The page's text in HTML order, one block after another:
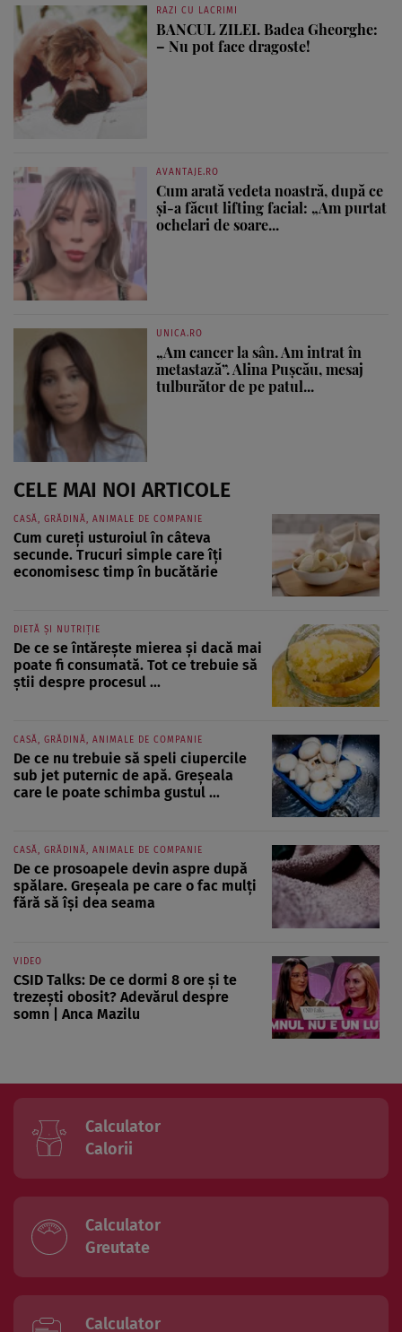
RAZI CU LACRIMI
BANCUL ZILEI. Badea Gheorghe:
– Nu pot face dragoste!
AVANTAJE.RO
Cum arată vedeta noastră, după ce
și-a făcut lifting facial: „Am purtat
ochelari de soare...
UNICA.RO
„Am cancer la sân. Am intrat în
metastază”. Alina Pușcău, mesaj
tulburător de pe patul...
CELE MAI NOI ARTICOLE
CASĂ, GRĂDINĂ, ANIMALE DE COMPANIE
Cum cureți usturoiul în câteva
secunde. Trucuri simple care îți
economisesc timp în bucătărie
DIETĂ ȘI NUTRIȚIE
De ce se întărește mierea și dacă mai
poate fi consumată. Tot ce trebuie să
știi despre procesul ...
CASĂ, GRĂDINĂ, ANIMALE DE COMPANIE
De ce nu trebuie să speli ciupercile
sub jet puternic de apă. Greșeala
care le poate schimba gustul ...
CASĂ, GRĂDINĂ, ANIMALE DE COMPANIE
De ce prosoapele devin aspre după
spălare. Greșeala pe care o fac mulți
fără să își dea seama
VIDEO
CSID Talks: De ce dormi 8 ore și te
trezești obosit? Adevărul despre
somn | Anca Mazilu
Calculator
Calorii
Calculator
Greutate
Calculator